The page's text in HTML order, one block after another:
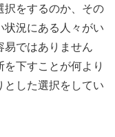
択をするのか、その
状況にある人々がい
易ではありません
下すことが何より
とした選択をしてい